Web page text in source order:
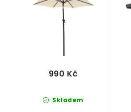
Skladem
990 Kč